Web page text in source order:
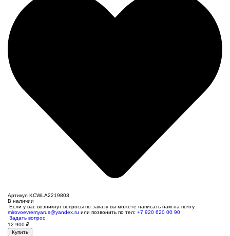
Артикул KCWLA2219803
В наличии
Если у вас возникнут вопросы по заказу вы можете написать нам на почту
mirovoevremyarus@yandex.ru или позвонить по тел: +7 920 620 00 90
Задать вопрос
12 900 ₽
Купить